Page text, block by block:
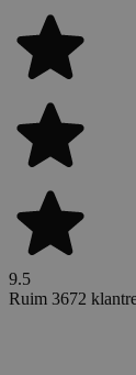
9.5
Ruim 3672